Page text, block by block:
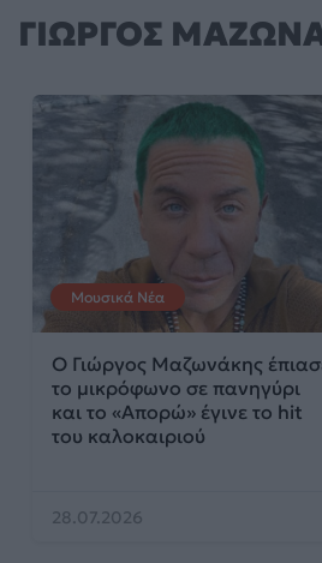
ΓΙΩΡΓΟΣ
Μουσικά Νέα
Ο Γιώργος Μαζωνάκης
το μικρόφωνο σε πανηγύρι
και το «Απορώ» έγινε το hit
του καλοκαιριού
28.07.2026